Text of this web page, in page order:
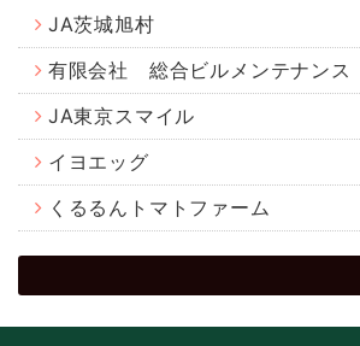
JA茨城旭村
有限会社 総合ビルメンテナンス
JA東京スマイル
イヨエッグ
くるるんトマトファーム